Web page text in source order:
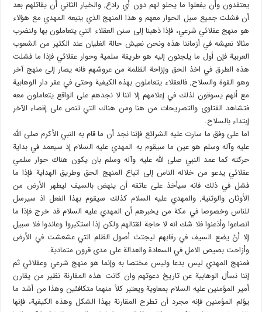
يعتقدون وأن يفعلوا ما يحلو لهم دون أي رادع, والخيار الثاني أن يقاتلهم بعد
أن فشلت جميع سبل الحوار معهم و هذا المنهج الذي يتبعه المهدي مع هؤلاء
هو منهج عقلائي شرعي، فإذا ذهبنا إلى سنن العقلاء التي يتعاملون بها ولنضرب
مثالا نعيشه في أزماننا هذه ونحن نعيش حالة الغليان عند الكثير من الشعوب
العربية فإن أول ما يلجئون إليه هو طريقة سلمية وحوار عقلائي فإذا ما فشلت
هذه الطرق في اخذ الحق وإزاحة الظلمة من عروشهم فانه يصار إلى منهج آخر
وهو القوة والسلاح, فالعقلاء يتعاملون بهذه الكيفية وحتى في عقر دار الوهابية
مع أنهم يسوقون لذلك في إعلامهم إلا اننا لا نجدهم على الواقع يتعاملون معه
فتشاهد الفتاوى والتصريحات من هنا ومن هناك التي تنص على إقصاء الآخر
إبتداء بالسلاح.
اما على وفق ما سارت عليه الشرائع فإننا نجد أن ما قام به النبي الأكرم صلى الله
عليه وآله وسلم هو عين ما سيقوم به المهدي عليه السلام إذ سيعمد في بداية
حركته كما عمد النبي صلى الله عليه وآله وسلم بان يكون هناك حوار سلمي
عقلائي يدعو من خلاله الناس إلى اتباع المنهج الحق وطريق الهداية فإذا ما
فشل في ذلك فانه سيأخذ على عاتقه أن ينهض بالسيف ليطهر الأرض من
الأوثان والوثنية, والمهدي عليه السلام كذلك سيقوم بهذا الفعل اذ سيرسل
للناس وخصوصا في مكة من يخبرهم أن المهدي عليه السلام قد خرج فإذا ما
انصاعوا وأذعنوا فلا شك انه لا حاجة لقتالهم ولكن إذا استكبروا وعاندوا فلا سبيل
إلا أنْ يضع السيف في رقابهم ليجتث أصول الظلم التي عشعشت في الأرض
وأزاحت بصيص الامل في السعادة والعدالة على مدى قرون متمادية.
فمنهج المهدي ليس بدعا وليس مختصا به وإنما هو منهج شرعي وعقلائي ثم
إننا نسأل الوهابية عن تاريخ دعوتهم وان كانت هذه المقارنة نظير من يقارن
أمير المؤمنين عليه السلام بمعاوية ويعتبر كلاً منهما متكافئين وهذا من أشد ما
يؤلم المؤمنين فإنه مجرد أن تطرح المقارنة بهذا الشكل وهذه الكيفية، فإنها